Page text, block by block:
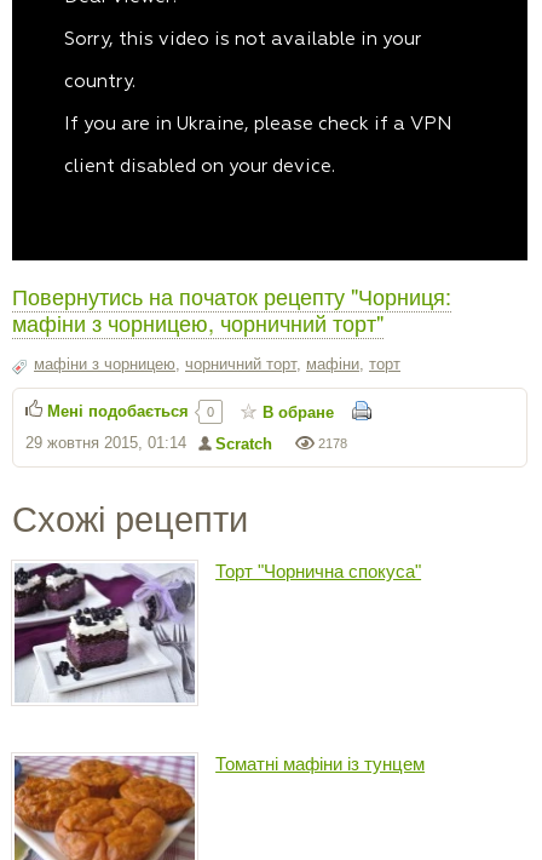
Повернутись на початок рецепту "Чорниця:
мафіни з чорницею, чорничний торт"
мафіни з чорницею, чорничний торт, мафіни, торт
2178
Scratch
29 жовтня 2015, 01:14
Мені подобається 0 В обране
Схожі рецепти
Торт "Чорнична спокуса"
Томатні мафіни із тунцем